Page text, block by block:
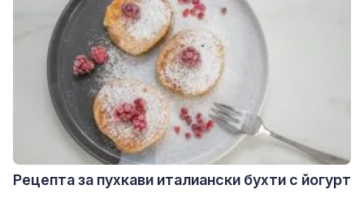
Рецепта за пухкави италиански бухти с йогурт